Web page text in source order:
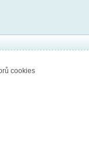
cookies